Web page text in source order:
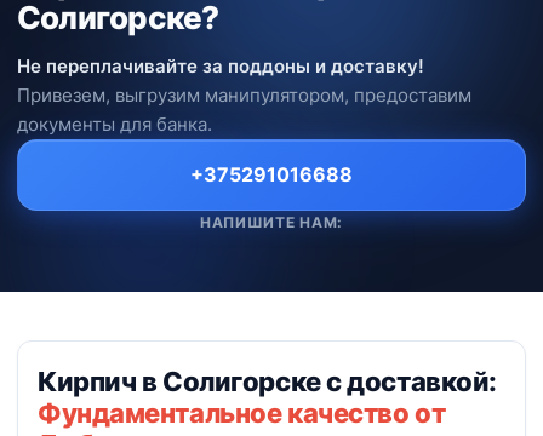
Солигорске?
Не переплачивайте за поддоны и доставку!
Привезем, выгрузим манипулятором, предоставим
документы для банка.
+375291016688
НАПИШИТЕ НАМ:
Кирпич в Солигорске с доставкой:
Фундаментальное качество от